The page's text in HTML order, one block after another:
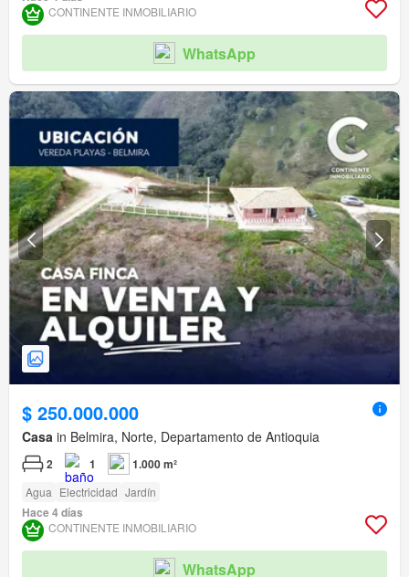
CONTINENTE INMOBILIARIO
WhatsApp
$ 250.000.000
Casa in Belmira, Norte, Departamento de Antioquia
2 1 1.000 m²
Agua Electricidad Jardín
Hace 4 días
CONTINENTE INMOBILIARIO
WhatsApp